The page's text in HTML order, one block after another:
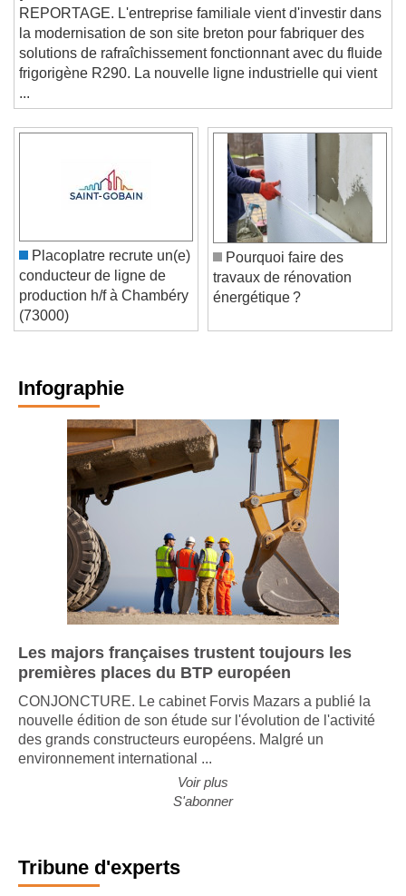
production dédiée
REPORTAGE. L'entreprise familiale vient d'investir dans
la modernisation de son site breton pour fabriquer des
solutions de rafraîchissement fonctionnant avec du fluide
...
Placoplatre recrute un(e)
conducteur de ligne de
production h/f à Chambéry
(73000)
Pourquoi faire des
travaux de rénovation
Infographie
Les majors françaises trustent toujours les
premières places du BTP européen
CONJONCTURE. Le cabinet Forvis Mazars a publié la
nouvelle édition de son étude sur l'évolution de l'activité
des grands constructeurs européens. Malgré un
Voir plus
Tribune d'experts